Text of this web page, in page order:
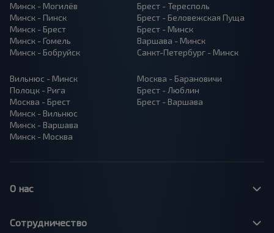
Минск - Могилёв
Минск - Пинск
Минск - Брест
Минск - Гомель
Минск - Бобруйск
Брест - Тересполь
Брест - Беловежская Пуща
Брест - Минск
Варшава - Минск
Санкт-Петербург - Минск
Вильнюс - Минск
Полоцк - Рига
Москва - Брест
Минск - Вильнюс
Минск - Варшава
Минск - Москва
Москва - Барановичи
Брест - Люблин
Брест - Варшава
О нас
Сотрудничество